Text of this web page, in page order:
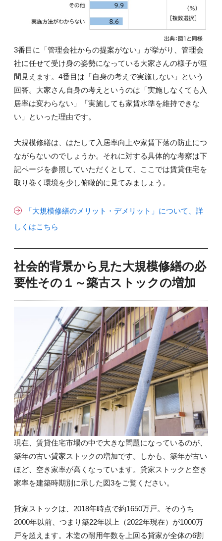
3番目に「管理会社からの提案がない」が挙がり、管理会
社に任せて受け身の姿勢になっている大家さんの様子が垣
間見えます。4番目は「自身の考えで実施しない」という
回答。大家さん自身の考えというのは「実施しなくても入
居率は変わらない」「実施しても家賃水準を維持できな
い」といった理由です。
大規模修繕は、はたして入居率向上や家賃下落の防止につ
ながらないのでしょうか。それに対する具体的な考察は下
記ページを参照していただくとして、ここでは賃貸住宅を
取り巻く環境を少し俯瞰的に見てみましょう。
「大規模修繕のメリット・デメリット」について、詳
しくはこちら
社会的背景から見た大規模修繕の必
要性その１～築古ストックの増加
現在、賃貸住宅市場の中で大きな問題になっているのが、
築年の古い貸家ストックの増加です。しかも、築年が古い
ほど、空き家率が高くなっています。貸家ストックと空き
家率を建築時期別に示した図3をご覧ください。
貸家ストックは、2018年時点で約1650万戸。そのうち
2000年以前、つまり築22年以上（2022年現在）が1000万
戸を超えます。木造の耐用年数を上回る貸家が全体の6割